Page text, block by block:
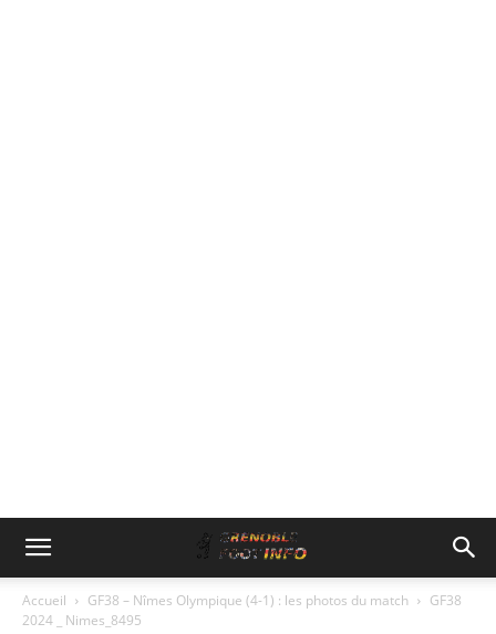
Accueil GF38 – Nîmes Olympique (4-1) : les photos du match
GF38
2024 _ Nimes_8495